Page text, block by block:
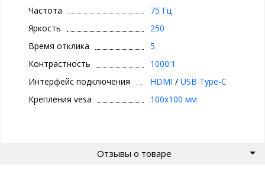
Частота
75 Гц
Яркость
250
Время отклика
5
Контрастность
1000:1
Интерфейс подключения
HDMI / USB Type-C
Крепления vesa
100x100 мм
Отзывы о товаре